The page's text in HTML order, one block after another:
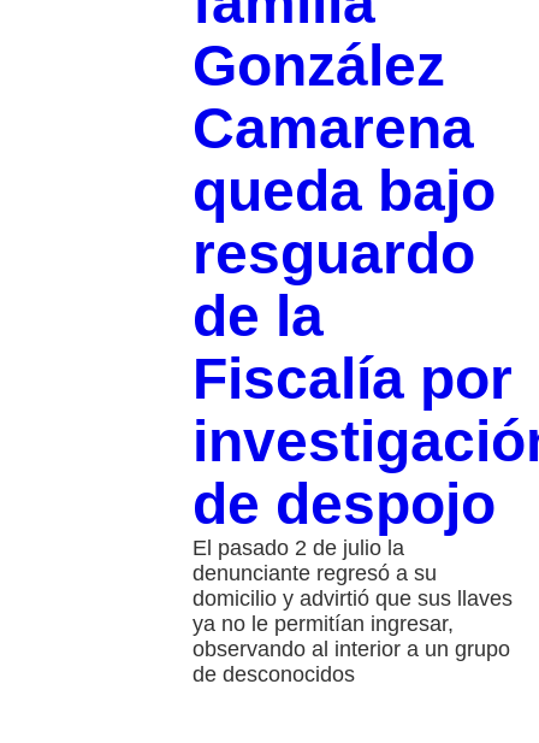
González
Camarena
queda bajo
resguardo
de la
Fiscalía por
de despojo
El pasado 2 de julio la
denunciante regresó a su
domicilio y advirtió que sus llaves
ya no le permitían ingresar,
observando al interior a un grupo
de desconocidos